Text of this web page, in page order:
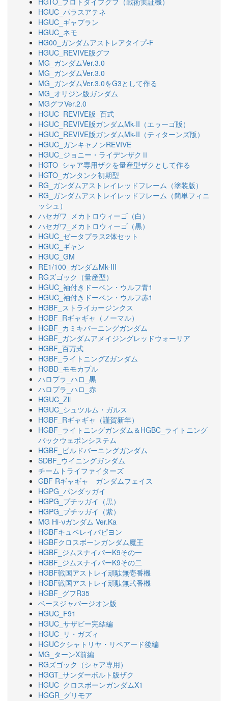
HGUC_パラスアテネ
HGUC_ギャプラン
HGUC_ネモ
HG00_ガンダムアストレアタイプ-F
HGUC_REVIVE版グフ
MG_ガンダムVer.3.0
MG_ガンダムVer.3.0
MG_ガンダムVer.3.0をG3として作る
MG_オリジン版ガンダム
MGグフVer.2.0
HGUC_REVIVE版_百式
HGUC_REVIVE版ガンダムMk-II（エゥーゴ版）
HGUC_REVIVE版ガンダムMk-II（ティターンズ版）
HGUC_ガンキャノンREVIVE
HGUC_ジョニー・ライデンザクⅡ
HGTO_シャア専用ザクを量産型ザクとして作る
HGTO_ガンタンク初期型
RG_ガンダムアストレイレッドフレーム（塗装版）
RG_ガンダムアストレイレッドフレーム（簡単フィニ
ッシュ）
ハセガワ_メカトロウィーゴ（白）
ハセガワ_メカトロウィーゴ（黒）
HGUC_ゼータプラス2体セット
HGUC_ギャン
HGUC_GM
RE1/100_ガンダムMk-III
RGズゴック（量産型）
HGUC_袖付きドーベン・ウルフ青1
HGUC_袖付きドーベン・ウルフ赤1
HGBF_ストライカージンクス
HGBF_Rギャギャ（ノーマル）
HGBF_カミキバーニングガンダム
HGBF_ガンダムアメイジングレッドウォーリア
HGBF_百万式
HGBF_ライトニングZガンダム
HGBD_モモカプル
ハロプラ_ハロ_黒
ハロプラ_ハロ_赤
HGUC_Zll
HGUC_シュツルム・ガルス
HGBF_Rギャギャ（謹賀新年）
HGBF_ライトニングガンダム＆HGBC_ライトニング
バックウェポンシステム
HGBF_ビルドバーニングガンダム
SDBF_ウイニングガンダム
チームトライファイターズ
GBF Rギャギャ ガンダムフェイス
HGPG_パンダッガイ
HGPG_プチッガイ（黒）
HGPG_プチッガイ（紫）
MG Hi-νガンダム Ver.Ka
HGBFキュベレイパピヨン
HGBFクロスボーンガンダム魔王
HGBF_ジムスナイパーK9その一
HGBF_ジムスナイパーK9その二
HGBF戦国アストレイ頑駄無壱番機
HGBF戦国アストレイ頑駄無弐番機
HGBF_グフR35
ベースジャバージオン版
HGUC_F91
HGUC_サザビー完結編
HGUC_リ・ガズィ
HGUCクシャトリヤ・リペアード後編
MG_ターンX前編
RGズゴック（シャア専用）
HGGT_サンダーボルト版ザク
HGUC_クロスボーンガンダムX1
HGGR_グリモア